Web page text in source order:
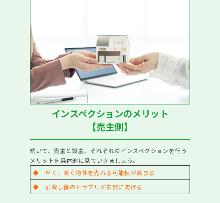
会社情報
購入物件情報はこちら
インスペクションのメリット
【売主側】
続いて、売主と買主、それぞれのインスペクションを行う
メリットを具体的に見ていきましょう。
◆ 早く、高く物件を売れる可能性が高まる
◆ 引渡し後のトラブルが未然に防げる